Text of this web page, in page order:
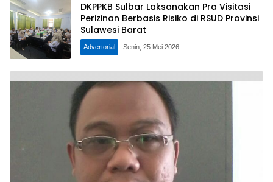
DKPPKB Sulbar Laksanakan Pra Visitasi
Perizinan Berbasis Risiko di RSUD Provinsi
Sulawesi Barat
Advertorial Senin, 25 Mei 2026